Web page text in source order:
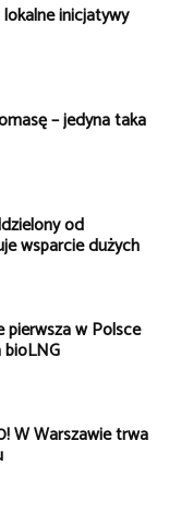
inicjatywy
– jedyna taka
od
wsparcie dużych
w Polsce
W Warszawie trwa